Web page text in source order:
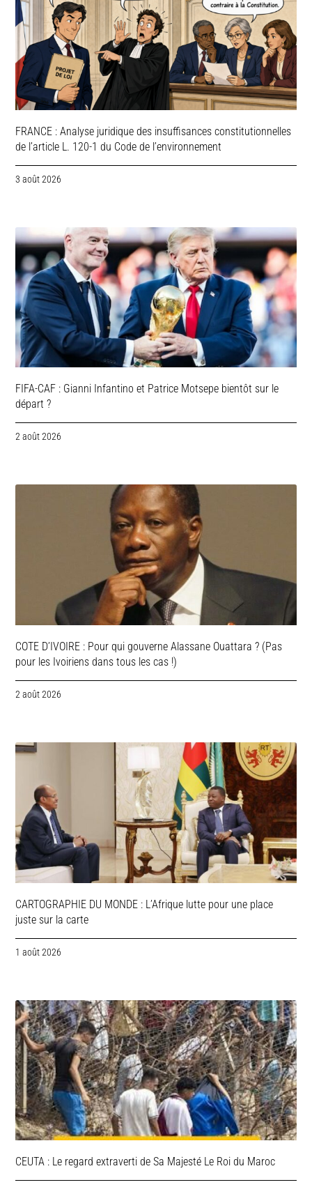
FRANCE : Analyse juridique des insuffisances constitutionnelles
de l’article L. 120-1 du Code de l’environnement
3 août 2026
FIFA-CAF : Gianni Infantino et Patrice Motsepe bientôt sur le
départ ?
2 août 2026
COTE D’IVOIRE : Pour qui gouverne Alassane Ouattara ? (Pas
pour les Ivoiriens dans tous les cas !)
2 août 2026
CARTOGRAPHIE DU MONDE : L’Afrique lutte pour une place
juste sur la carte
1 août 2026
CEUTA : Le regard extraverti de Sa Majesté Le Roi du Maroc